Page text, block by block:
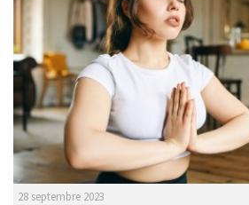
28 septembre 2023